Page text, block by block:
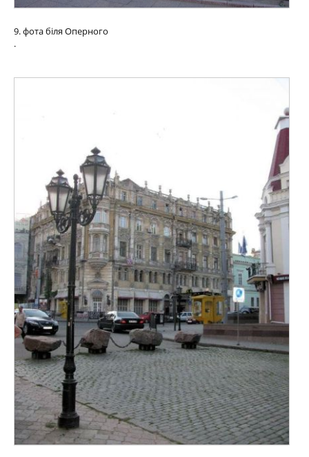
9. фота біля Оперного
.